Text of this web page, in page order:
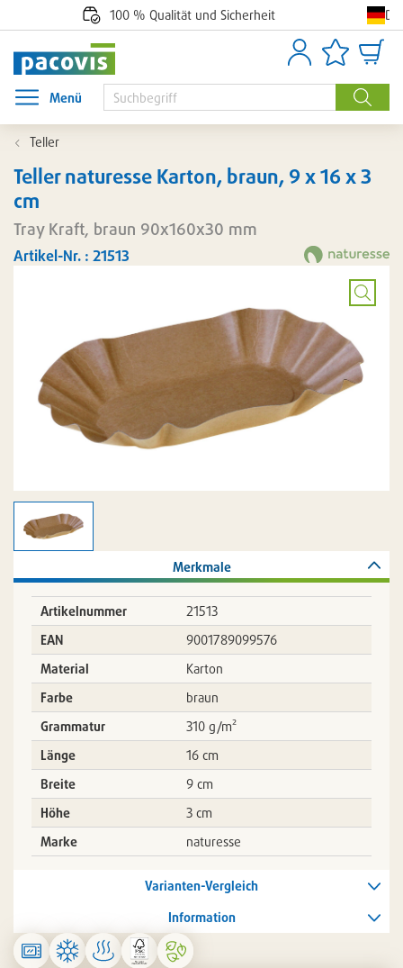
100 % Qualität und Sicherheit
Suche
AnmeldenArtikellisten
Menü
Menü öffnen
Teller
Teller naturesse Karton, braun, 9 x 16 x 3
cm
Tray Kraft, braun 90x160x30 mm
Artikel-Nr. : 21513
Bild
Merkmale
Artikelnummer
21513
EAN
9001789099576
Material
Karton
Farbe
braun
Grammatur
310 g/m²
Länge
16 cm
Breite
9 cm
Höhe
3 cm
Marke
naturesse
Varianten-Vergleich
Information